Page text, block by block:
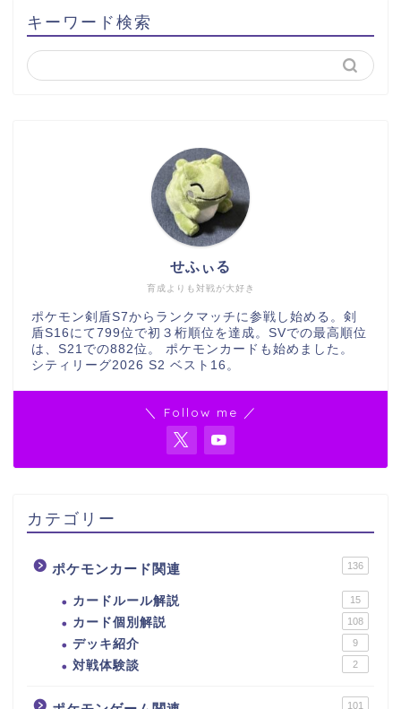
キーワード検索
育成よりも対戦が大好き
せふぃる
ポケモン剣盾S7からランクマッチに参戦し始める。剣
盾S16にて799位で初３桁順位を達成。SVでの最高順位
は、S21での882位。 ポケモンカードも始めました。
シティリーグ2026 S2 ベスト16。
＼ Follow me ／
カテゴリー
ポケモンカード関連 136
カードルール解説 15
カード個別解説 108
デッキ紹介 9
対戦体験談 2
101